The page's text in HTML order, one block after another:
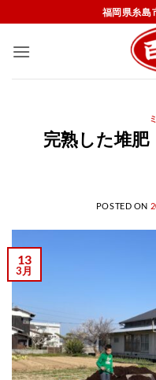
to
content
福岡県糸島
完熟した堆
POSTED ON
13
3月